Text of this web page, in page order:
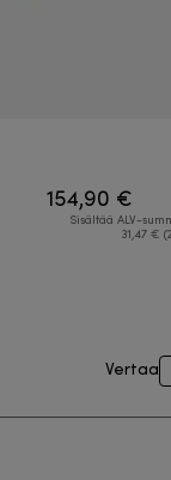
154,90 €
Sisältää ALV-
31,47 €
Vertaa